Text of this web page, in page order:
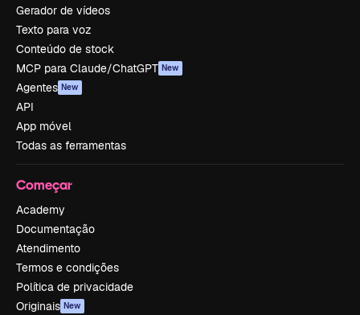
Gerador de vídeos
Texto para voz
Conteúdo de stock
MCP para Claude/ChatGPT New
Agentes New
API
App móvel
Todas as ferramentas
Começar
Academy
Documentação
Atendimento
Termos e condições
Política de privacidade
Originais New